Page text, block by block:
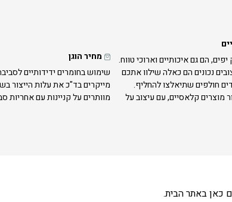
הם גם איכותיים וארוכי טווח.
נכונים הם כאלה שילוו אתכם
חולפים שתיאלצו להחליף.
מוצרים קלאסיים, עם עיצוב על
מחיר הוגן
שימוש בחומרים ידידותיים
מייקרים בד"כ את עלות הייצור
מוותרים על קניינות עם אחריות
כאן באתר הבית.